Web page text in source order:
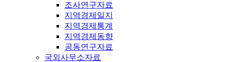
조사연구자료
지역경제일지
지역경제통계
지역경제동향
공동연구자료
국외사무소자료